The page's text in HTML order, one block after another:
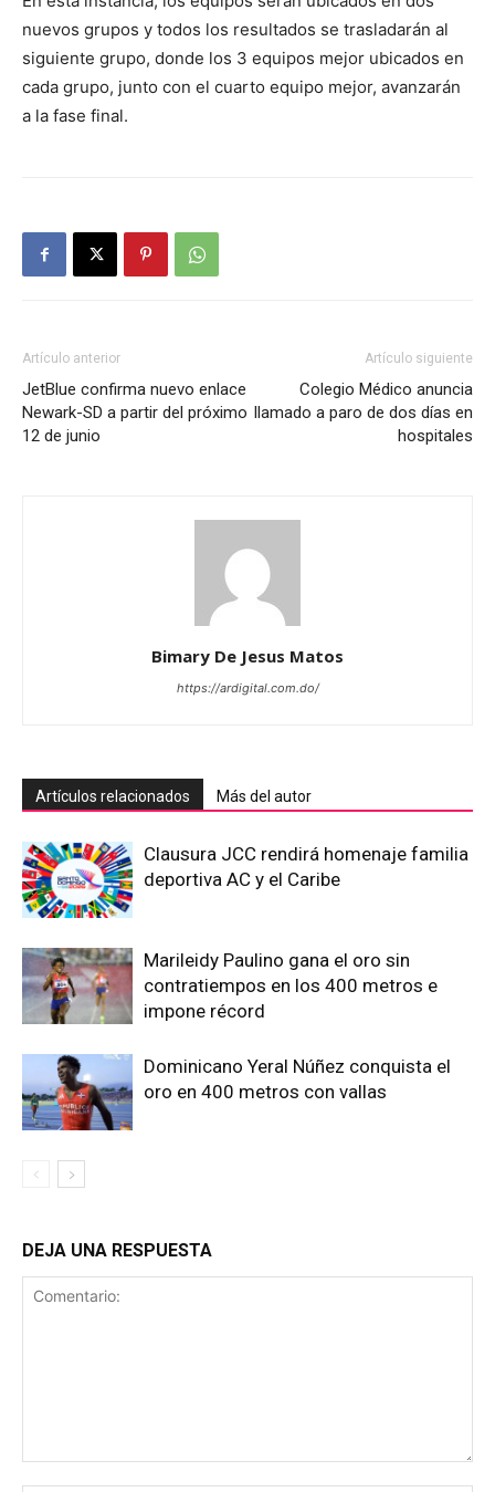
nuevos grupos y todos los resultados se trasladarán al
siguiente grupo, donde los 3 equipos mejor ubicados en
cada grupo, junto con el cuarto equipo mejor, avanzarán
a la fase final.
Artículo anterior
JetBlue confirma nuevo enlace
Newark-SD a partir del próximo
12 de junio
Artículo siguiente
Colegio Médico anuncia
llamado a paro de dos días en
hospitales
Bimary De Jesus Matos
https://ardigital.com.do/
Artículos relacionados Más del autor
Clausura JCC rendirá homenaje familia
deportiva AC y el Caribe
Marileidy Paulino gana el oro sin
contratiempos en los 400 metros e
impone récord
Dominicano Yeral Núñez conquista el
oro en 400 metros con vallas
DEJA UNA RESPUESTA